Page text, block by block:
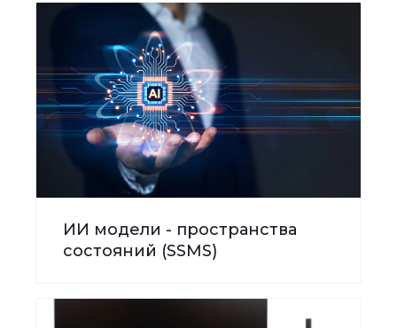
ИИ модели - пространства
состояний (SSMS)